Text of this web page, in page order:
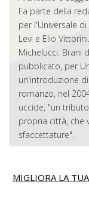
Fa parte della
per l'Universale
Levi e Elio
Michelucci. Brani
pubblicato, per
un'introduzione
romanzo, nel
uccide, "un
propria città, che
sfaccettature".
MIGLIORA LA